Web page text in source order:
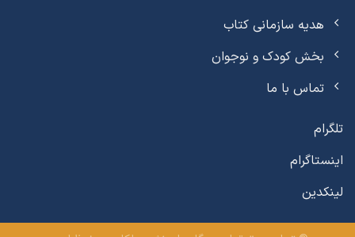
هدیه سازمانی کتاب
بخش کودک و نوجوان
تماس با ما
تلگرام
اینستاگرام
لینکدین